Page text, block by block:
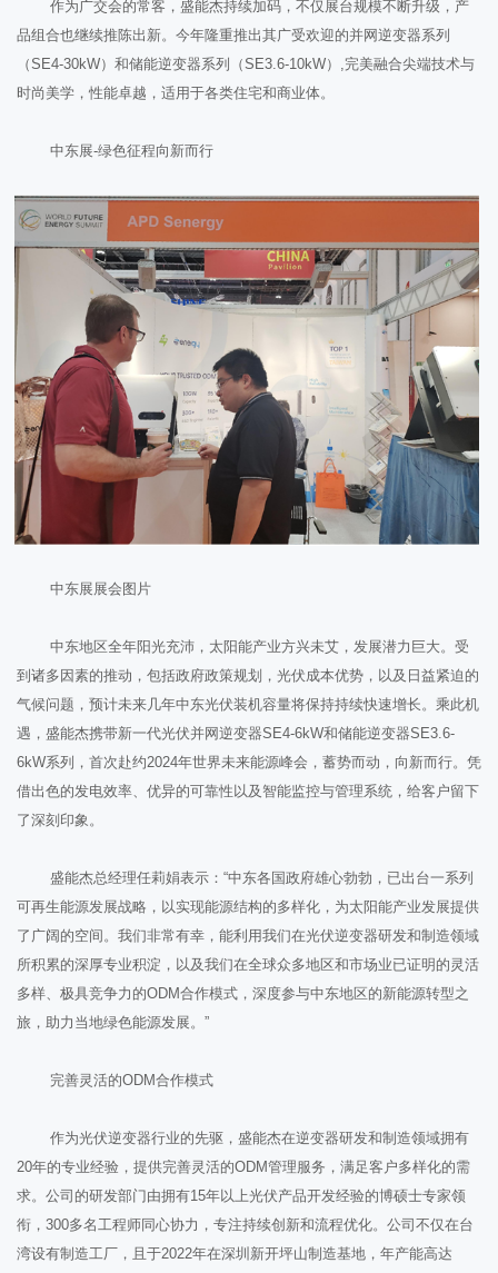
作为广交会的常客，盛能杰持续加码，不仅展台规模不断升级，产
品组合也继续推陈出新。今年隆重推出其广受欢迎的并网逆变器系列
（SE4-30kW）和储能逆变器系列（SE3.6-10kW）,完美融合尖端技术与
时尚美学，性能卓越，适用于各类住宅和商业体。
中东展-绿色征程向新而行
中东展展会图片
中东地区全年阳光充沛，太阳能产业方兴未艾，发展潜力巨大。受
到诸多因素的推动，包括政府政策规划，光伏成本优势，以及日益紧迫的
气候问题，预计未来几年中东光伏装机容量将保持持续快速增长。乘此机
遇，盛能杰携带新一代光伏并网逆变器SE4-6kW和储能逆变器SE3.6-
6kW系列，首次赴约2024年世界未来能源峰会，蓄势而动，向新而行。凭
借出色的发电效率、优异的可靠性以及智能监控与管理系统，给客户留下
了深刻印象。
盛能杰总经理任莉娟表示：“中东各国政府雄心勃勃，已出台一系列
可再生能源发展战略，以实现能源结构的多样化，为太阳能产业发展提供
了广阔的空间。我们非常有幸，能利用我们在光伏逆变器研发和制造领域
所积累的深厚专业积淀，以及我们在全球众多地区和市场业已证明的灵活
多样、极具竞争力的ODM合作模式，深度参与中东地区的新能源转型之
旅，助力当地绿色能源发展。”
完善灵活的ODM合作模式
作为光伏逆变器行业的先驱，盛能杰在逆变器研发和制造领域拥有
20年的专业经验，提供完善灵活的ODM管理服务，满足客户多样化的需
求。公司的研发部门由拥有15年以上光伏产品开发经验的博硕士专家领
衔，300多名工程师同心协力，专注持续创新和流程优化。公司不仅在台
湾设有制造工厂，且于2022年在深圳新开坪山制造基地，年产能高达